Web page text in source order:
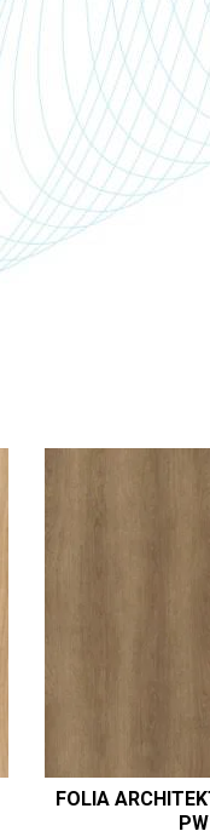
FOLIA